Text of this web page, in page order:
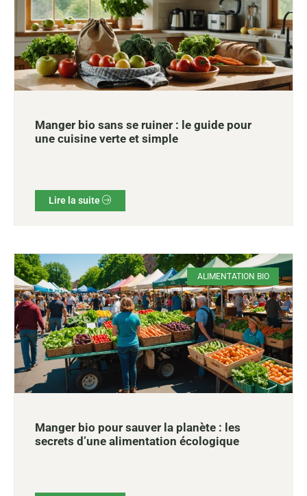
Manger bio sans se ruiner : le guide pour
une cuisine verte et simple
Lire la suite
ALIMENTATION BIO
Manger bio pour sauver la planète : les
secrets d’une alimentation écologique